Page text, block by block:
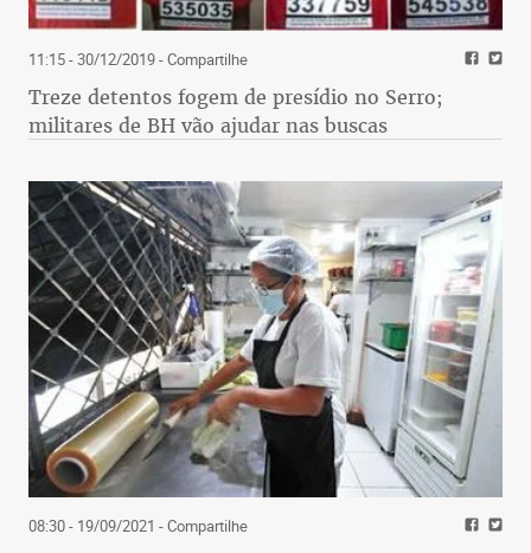
11:15 - 30/12/2019- Compartilhe
Treze detentos fogem de presídio no Serro;
militares de BH vão ajudar nas buscas
08:30 - 19/09/2021 - Compartilhe